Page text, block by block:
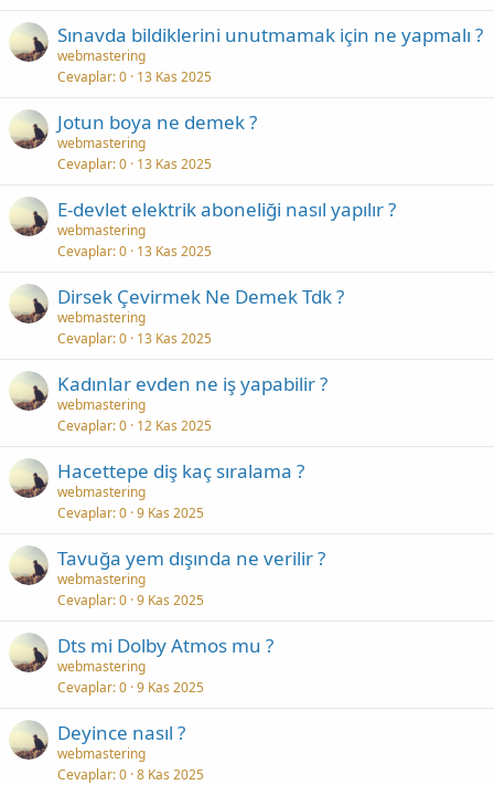
Sınavda bildiklerini unutmamak için ne yapmalı ?
webmastering
Cevaplar 0 13 Kas 2025
Jotun boya ne demek ?
webmastering
Cevaplar 0 13 Kas 2025
E-devlet elektrik aboneliği nasıl yapılır ?
webmastering
Cevaplar 0 13 Kas 2025
Dirsek Çevirmek Ne Demek Tdk ?
webmastering
Cevaplar 0 13 Kas 2025
Kadınlar evden ne iş yapabilir ?
webmastering
Cevaplar 0 12 Kas 2025
Hacettepe diş kaç sıralama ?
webmastering
Cevaplar 0 9 Kas 2025
Tavuğa yem dışında ne verilir ?
webmastering
Cevaplar 0 9 Kas 2025
Dts mi Dolby Atmos mu ?
webmastering
Cevaplar 0 9 Kas 2025
Deyince nasıl ?
webmastering
Cevaplar 0 8 Kas 2025